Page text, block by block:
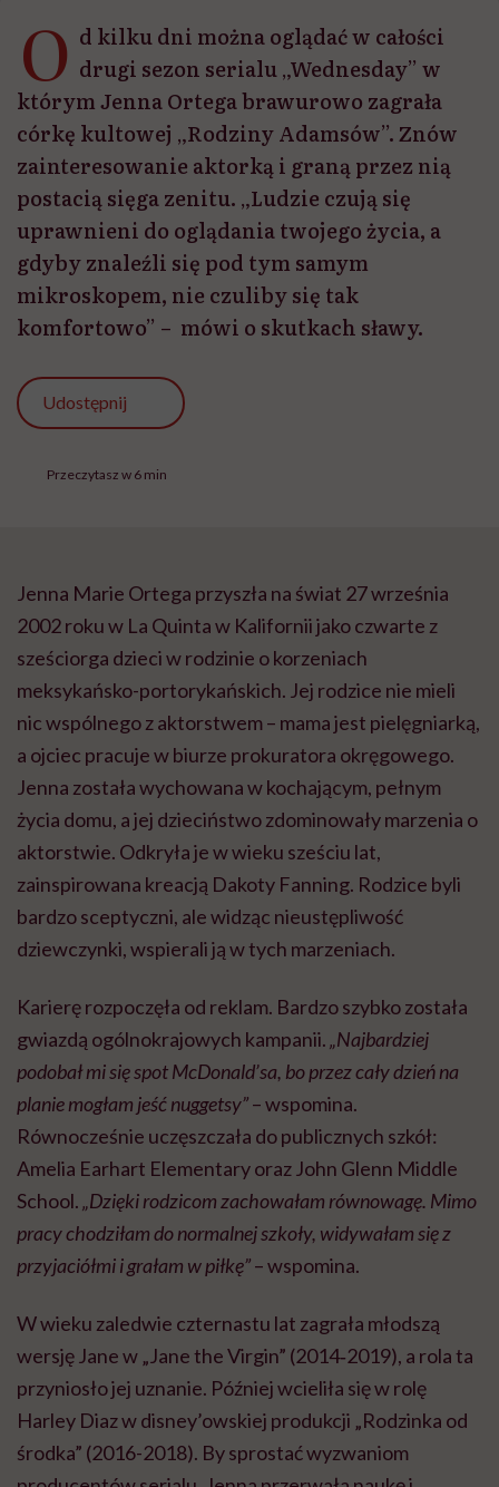
O d kilku dni można oglądać w całości
drugi sezon serialu „Wednesday” w
którym Jenna Ortega brawurowo zagrała
córkę kultowej „Rodziny Adamsów”. Znów
zainteresowanie aktorką i graną przez nią
postacią sięga zenitu. „Ludzie czują się
uprawnieni do oglądania twojego życia, a
gdyby znaleźli się pod tym samym
mikroskopem, nie czuliby się tak
komfortowo” – mówi o skutkach sławy.
Udostępnij
Przeczytasz w 6 min
Jenna Marie Ortega przyszła na świat 27 września
2002 roku w La Quinta w Kalifornii jako czwarte z
sześciorga dzieci w rodzinie o korzeniach
meksykańsko-portorykańskich. Jej rodzice nie mieli
nic wspólnego z aktorstwem – mama jest pielęgniarką,
a ojciec pracuje w biurze prokuratora okręgowego.
Jenna została wychowana w kochającym, pełnym
życia domu, a jej dzieciństwo zdominowały marzenia o
aktorstwie. Odkryła je w wieku sześciu lat,
zainspirowana kreacją Dakoty Fanning. Rodzice byli
bardzo sceptyczni, ale widząc nieustępliwość
dziewczynki, wspierali ją w tych marzeniach.
Karierę rozpoczęła od reklam. Bardzo szybko została
gwiazdą ogólnokrajowych kampanii.„Najbardziej
podobał mi się spot McDonald’sa, bo przez cały dzień na
planie mogłam jeść nuggetsy”– wspomina.
Równocześnie uczęszczała do publicznych szkół:
Amelia Earhart Elementary oraz John Glenn Middle
School.„Dzięki rodzicom zachowałam równowagę. Mimo
pracy chodziłam do normalnej szkoły, widywałam się z
przyjaciółmi i grałam w piłkę”– wspomina.
W wieku zaledwie czternastu lat zagrała młodszą
wersję Jane w „Jane the Virgin” (2014‑2019), a rola ta
przyniosło jej uznanie. Później wcieliła się w rolę
Harley Diaz w disney’owskiej produkcji „Rodzinka od
środka” (2016-2018). By sprostać wyzwaniom